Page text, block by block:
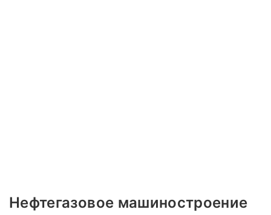
Нефтегазовое машиностроение